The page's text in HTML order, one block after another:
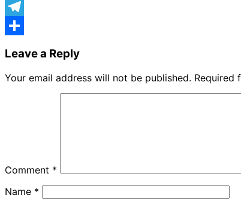
X
Telegram
Leave a Reply
Your email address will not be published. Required
Comment *
Name *